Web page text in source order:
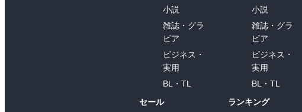
小説
雑誌・グラ
ビア
ビジネス・
実用
BL・TL
セール
小説
雑誌・グラ
ビア
ビジネス・
実用
BL・TL
ランキング